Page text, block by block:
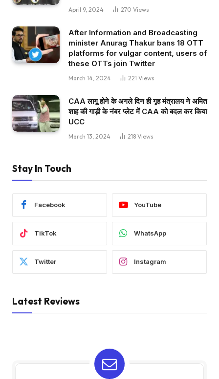
April 9, 2024 270 Views
After Information and Broadcasting
minister Anurag Thakur bans 18 OTT
platforms for vulgar content, users of
these OTTs join Twitter
March 14, 2024 221 Views
CAA लागू होने के अगले दिन ही गृह मंत्रालय ने अमित
शाह की गाड़ी के नंबर प्लेट में CAA को बदल कर किया
UCC
March 13, 2024 218 Views
Stay In Touch
Facebook YouTube
TikTok WhatsApp
Twitter Instagram
Latest Reviews